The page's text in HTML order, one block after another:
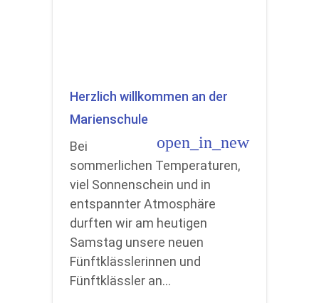
Herzlich willkommen an der
Marienschule
open_in_new
Bei
sommerlichen Temperaturen,
viel Sonnenschein und in
entspannter Atmosphäre
durften wir am heutigen
Samstag unsere neuen
Fünftklässlerinnen und
Fünftklässler an…